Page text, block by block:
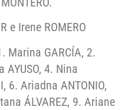
e Irene ROMERO
Marina GARCÍA, 2.
AYUSO, 4. Nina
6. Ariadna ANTONIO,
ÁLVAREZ, 9. Ariane